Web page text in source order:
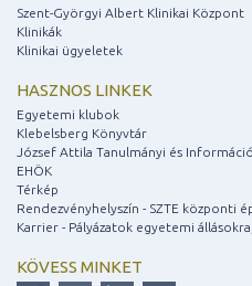
Szent-Györgyi Albert Klinikai Központ
Klinikák
Klinikai ügyeletek
HASZNOS LINKEK
Egyetemi klubok
Klebelsberg Könyvtár
József Attila Tanulmányi és
EHÖK
Térkép
Rendezvényhelyszín - SZTE központi
Karrier - Pályázatok egyetemi
KÖVESS MINKET